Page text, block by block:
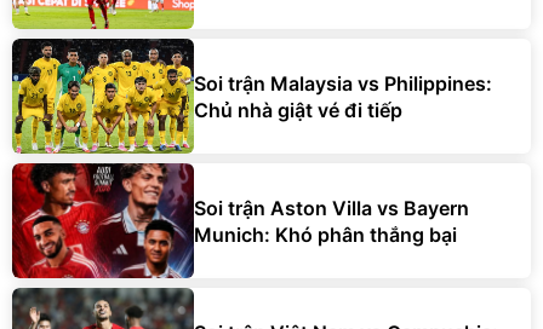
Soi trận Malaysia vs Philippines:
Chủ nhà giật vé đi tiếp
Soi trận Aston Villa vs Bayern
Munich: Khó phân thắng bại